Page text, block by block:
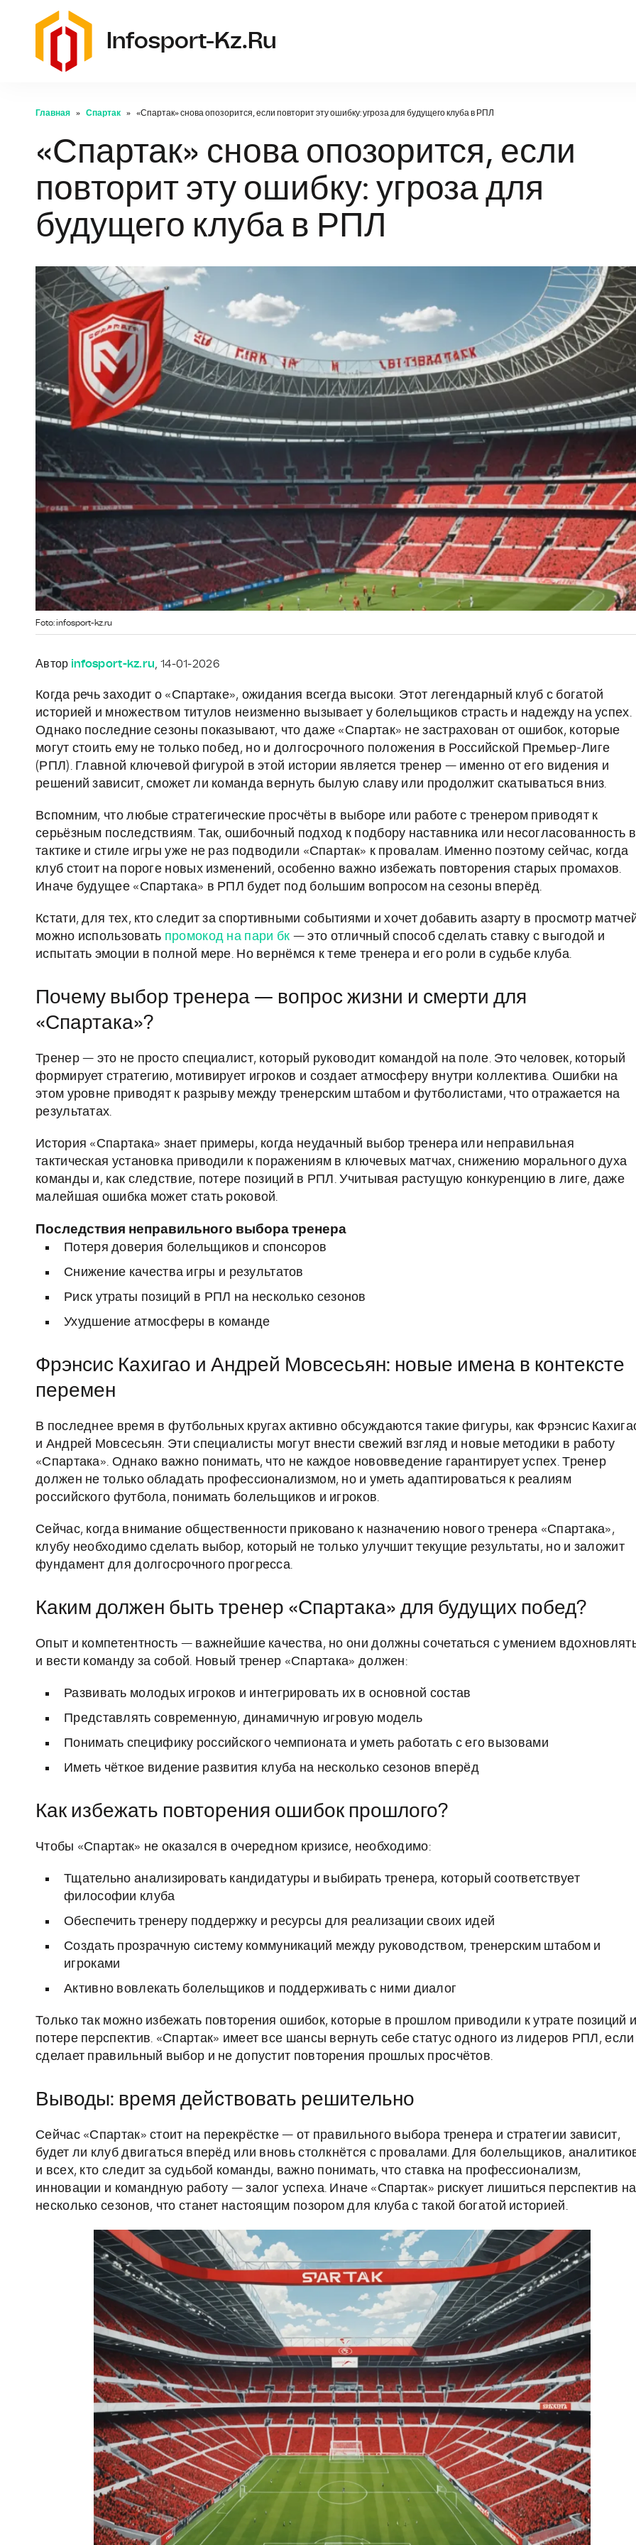
Infosport-Kz.ru
Главная Спартак «Спартак» снова опозорится, если повторит эту ошибку: угроза для будущего клуба в РПЛ
«Спартак» снова опозорится, если
повторит эту ошибку: угроза для
будущего клуба в РПЛ
Foto: infosport-kz.ru
Автор infosport-kz.ru, 14-01-2026
Когда речь заходит о «Спартаке», ожидания всегда высоки. Этот легендарный клуб с богатой
историей и множеством титулов неизменно вызывает у болельщиков страсть и надежду на успех.
Однако последние сезоны показывают, что даже «Спартак» не застрахован от ошибок, которые
могут стоить ему не только побед, но и долгосрочного положения в Российской Премьер-Лиге
(РПЛ). Главной ключевой фигурой в этой истории является тренер — именно от его видения и
решений зависит, сможет ли команда вернуть былую славу или продолжит скатываться вниз.
Вспомним, что любые стратегические просчёты в выборе или работе с тренером приводят к
серьёзным последствиям. Так, ошибочный подход к подбору наставника или несогласованность в
тактике и стиле игры уже не раз подводили «Спартак» к провалам. Именно поэтому сейчас, когда
клуб стоит на пороге новых изменений, особенно важно избежать повторения старых промахов.
Иначе будущее «Спартака» в РПЛ будет под большим вопросом на сезоны вперёд.
Кстати, для тех, кто следит за спортивными событиями и хочет добавить азарту в просмотр
можно использовать промокод на пари бк — это отличный способ сделать ставку с выгодой и
испытать эмоции в полной мере. Но вернёмся к теме тренера и его роли в судьбе клуба.
Почему выбор тренера — вопрос жизни и смерти для
«Спартака»?
Тренер — это не просто специалист, который руководит командой на поле. Это человек, который
формирует стратегию, мотивирует игроков и создает атмосферу внутри коллектива. Ошибки на
этом уровне приводят к разрыву между тренерским штабом и футболистами, что отражается на
результатах.
История «Спартака» знает примеры, когда неудачный выбор тренера или неправильная
тактическая установка приводили к поражениям в ключевых матчах, снижению морального духа
команды и, как следствие, потере позиций в РПЛ. Учитывая растущую конкуренцию в лиге, даже
малейшая ошибка может стать роковой.
Последствия неправильного выбора тренера
Потеря доверия болельщиков и спонсоров
Снижение качества игры и результатов
Риск утраты позиций в РПЛ на несколько сезонов
Ухудшение атмосферы в команде
Фрэнсис Кахигао и Андрей Мовсесьян: новые имена в контексте
перемен
В последнее время в футбольных кругах активно обсуждаются такие фигуры, как Фрэнсис
и Андрей Мовсесьян. Эти специалисты могут внести свежий взгляд и новые методики в работу
«Спартака». Однако важно понимать, что не каждое нововведение гарантирует успех. Тренер
должен не только обладать профессионализмом, но и уметь адаптироваться к реалиям
российского футбола, понимать болельщиков и игроков.
Сейчас, когда внимание общественности приковано к назначению нового тренера «Спартака»,
клубу необходимо сделать выбор, который не только улучшит текущие результаты, но и заложит
фундамент для долгосрочного прогресса.
Каким должен быть тренер «Спартака» для будущих побед?
Опыт и компетентность — важнейшие качества, но они должны сочетаться с умением
и вести команду за собой. Новый тренер «Спартака» должен:
Развивать молодых игроков и интегрировать их в основной состав
Представлять современную, динамичную игровую модель
Понимать специфику российского чемпионата и уметь работать с его вызовами
Иметь чёткое видение развития клуба на несколько сезонов вперёд
Как избежать повторения ошибок прошлого?
Чтобы «Спартак» не оказался в очередном кризисе, необходимо:
Тщательно анализировать кандидатуры и выбирать тренера, который соответствует
философии клуба
Обеспечить тренеру поддержку и ресурсы для реализации своих идей
Создать прозрачную систему коммуникаций между руководством, тренерским штабом и
игроками
Активно вовлекать болельщиков и поддерживать с ними диалог
Только так можно избежать повторения ошибок, которые в прошлом приводили к утрате позиций
потере перспектив. «Спартак» имеет все шансы вернуть себе статус одного из лидеров РПЛ, если
сделает правильный выбор и не допустит повторения прошлых просчётов.
Выводы: время действовать решительно
Сейчас «Спартак» стоит на перекрёстке — от правильного выбора тренера и стратегии зависит,
будет ли клуб двигаться вперёд или вновь столкнётся с провалами. Для болельщиков,
и всех, кто следит за судьбой команды, важно понимать, что ставка на профессионализм,
инновации и командную работу — залог успеха. Иначе «Спартак» рискует лишиться перспектив на
несколько сезонов, что станет настоящим позором для клуба с такой богатой историей.